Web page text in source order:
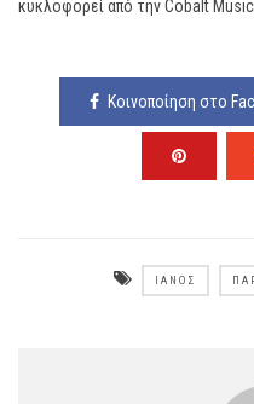
κυκλοφορεί από την Cobalt Music.
Κοινοποίηση στο
ΙΑΝΌΣ